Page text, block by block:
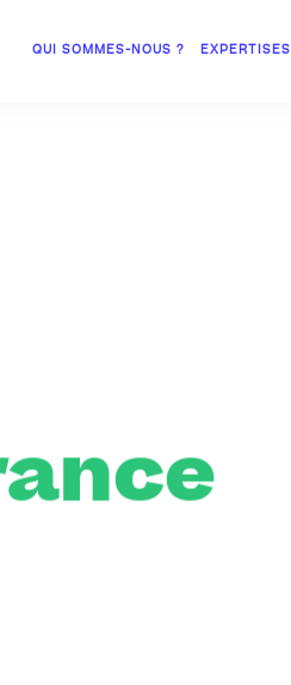
QUI SOMMES-NOUS ? EXPERTISES